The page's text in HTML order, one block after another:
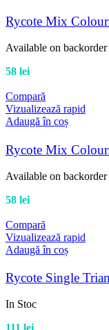
Rycote Mix
Available on backorder
58 lei
Compară
Vizualizează rapid
Adaugă în coș
Rycote Mix
Available on backorder
58 lei
Compară
Vizualizează rapid
Adaugă în coș
Rycote Single
In Stoc